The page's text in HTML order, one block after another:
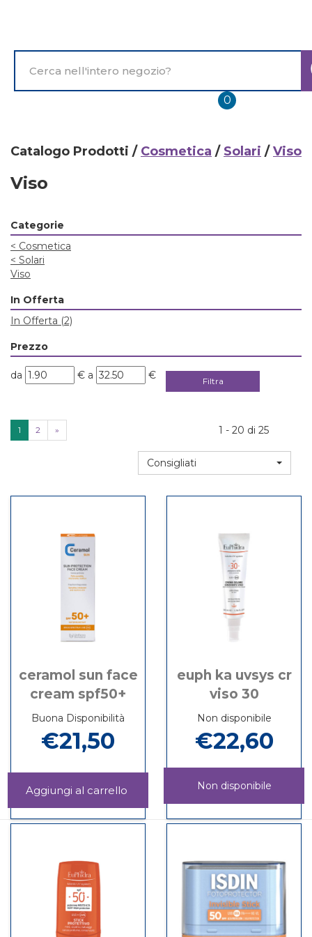
principale
Prodotto
0prodotti
inseriti
Catalogo Prodotti / Cosmetica / Solari /Viso
Viso
Categorie
< Cosmetica
< Solari
Viso
In Offerta
In Offerta (2)
Prezzo
filtra
da
da €
filtra
a
a €
1 2 » 1 - 20 di 25
Consigliati
ceramol sun face
cream spf50+
Buona Disponibilità
€21,50
Aggiungi CERAMOL
FACE
Informazioni
su CERAMOL
CREAM
SPF50+
euph ka uvsys cr
viso 30
Non disponibile
€22,60
Non disponibile
KA
VISO
30 non
è
disponibile
su EUPH
CR
VISO
30